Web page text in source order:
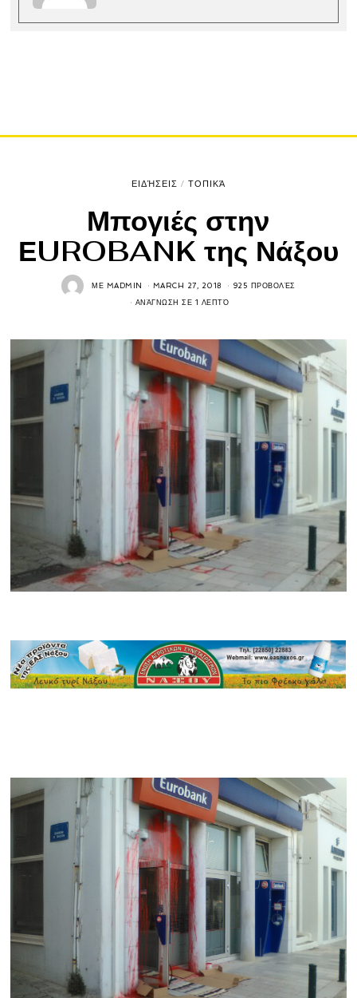
ΕΙΔΉΣΕΙΣ / ΤΟΠΙΚΆ
Μπογιές στην
ΕUROBANK της Νάξου
ΜΕ MADMIN MARCH 27, 2018 925 ΠΡΟΒΟΛΈΣ
ΑΝΆΓΝΩΣΗ ΣΕ 1 ΛΕΠΤΌ